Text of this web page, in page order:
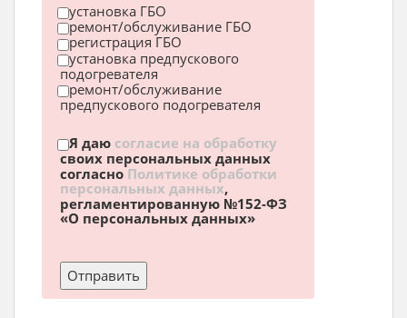
установка ГБО
ремонт/обслуживание ГБО
регистрация ГБО
установка предпускового
подогревателя
ремонт/обслуживание
предпускового подогревателя
Я даю согласие на обработку
своих персональных данных
согласно Политике обработки
персональных данных,
регламентированную №152-ФЗ
«О персональных данных»